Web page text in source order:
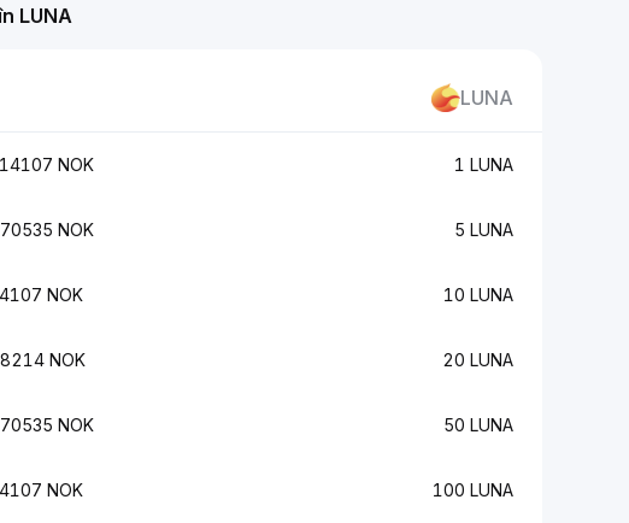
LUNA
LUNA
NOK 1 LUNA
NOK 5 LUNA
NOK 10 LUNA
NOK 20 LUNA
NOK 50 LUNA
NOK 100 LUNA